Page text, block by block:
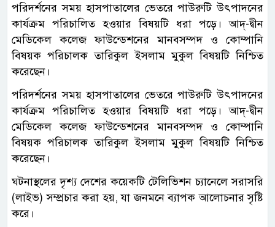
পরিদর্শনের সময় হাসপাতালের ভেতরে পাউরুটি উৎপাদনের
কার্যক্রম পরিচালিত হওয়ার বিষয়টি ধরা পড়ে। আদ্-দ্বীন
মেডিকেল কলেজ ফাউন্ডেশনের মানবসম্পদ ও কোম্পানি
বিষয়ক পরিচালক তারিকুল ইসলাম মুকুল বিষয়টি নিশ্চিত
করেছেন।
পরিদর্শনের সময় হাসপাতালের ভেতরে পাউরুটি উৎপাদনের
কার্যক্রম পরিচালিত হওয়ার বিষয়টি ধরা পড়ে। আদ্-দ্বীন
মেডিকেল কলেজ ফাউন্ডেশনের মানবসম্পদ ও কোম্পানি
বিষয়ক পরিচালক তারিকুল ইসলাম মুকুল বিষয়টি নিশ্চিত
করেছেন।
ঘটনাস্থলের দৃশ্য দেশের কয়েকটি টেলিভিশন চ্যানেলে সরাসরি
(লাইভ) সম্প্রচার করা হয়, যা জনমনে ব্যাপক আলোচনার সৃষ্টি
করে।